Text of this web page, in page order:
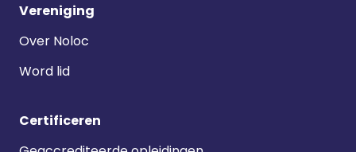
Vereniging
Over Noloc
Word lid
Certificeren